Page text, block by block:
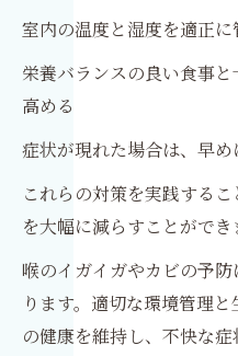
室内の温度と湿度を適正
栄養バランスの良い食事
高める
症状が現れた場合は、早
これらの対策を実践する
を大幅に減らすことができ
喉のイガイガやカビの予
ります。適切な環境管理
の健康を維持し、不快な